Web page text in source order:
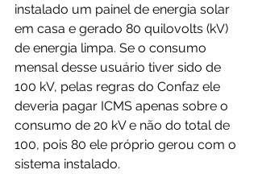
instalado um painel de energia solar
em casa e gerado 80 quilovolts (kV)
de energia limpa. Se o consumo
mensal desse usuário tiver sido de
100 kV, pelas regras do Confaz ele
deveria pagar ICMS apenas sobre o
consumo de 20 kV e não do total de
100, pois 80 ele próprio gerou com o
sistema instalado.